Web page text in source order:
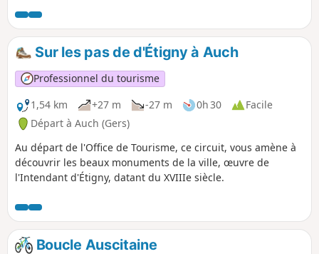
Sur les pas de d'Étigny à Auch
Professionnel du tourisme
1,54 km
+27 m -27 m 0h 30
Facile
Départ à Auch (Gers)
Au départ de l'Office de Tourisme, ce circuit, vous amène à
découvrir les beaux monuments de la ville, œuvre de
l'Intendant d'Étigny, datant du XVIIIe siècle.
Boucle Auscitaine